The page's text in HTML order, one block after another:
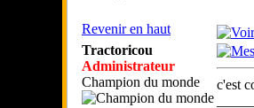
Revenir en haut
Tractoricou
Administrateur
Champion du monde
c'est